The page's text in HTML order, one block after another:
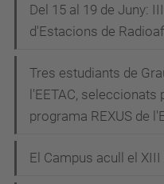
Del 15 al 19 de Juny:
d'Estacions de
Tres estudiants de
l'EETAC, seleccionats
programa REXUS de
El Campus acull el